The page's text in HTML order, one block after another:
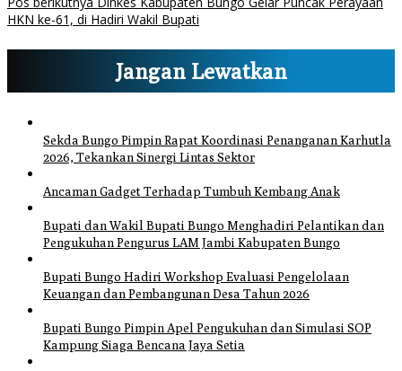
HKN ke-61, di Hadiri Wakil Bupati
Jangan Lewatkan
Sekda Bungo Pimpin Rapat Koordinasi Penanganan Karhutla
2026, Tekankan Sinergi Lintas Sektor
Ancaman Gadget Terhadap Tumbuh Kembang Anak
Bupati dan Wakil Bupati Bungo Menghadiri Pelantikan dan
Pengukuhan Pengurus LAM Jambi Kabupaten Bungo
Bupati Bungo Hadiri Workshop Evaluasi Pengelolaan
Keuangan dan Pembangunan Desa Tahun 2026
Bupati Bungo Pimpin Apel Pengukuhan dan Simulasi SOP
Kampung Siaga Bencana Jaya Setia